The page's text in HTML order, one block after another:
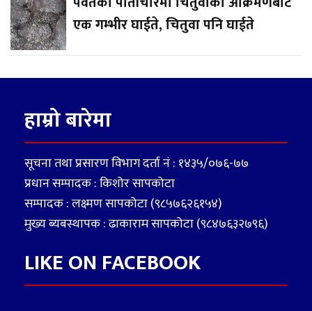
एक गम्भीर घाईते, चितुवा पनि घाईते
हाम्रो बारेमा
सूचना तथा प्रसारण विभाग दर्ता नं : १४३५/०७६-७७
प्रधान सम्पादक : किशोर सापकोटा
सम्पादक : लक्ष्मण सापकोटा (९८५७६२६१५४)
मुख्य ब्यबस्थापक : ढाकाराम सापकोटा (९८४७६३२७९६)
LIKE ON FACEBOOK